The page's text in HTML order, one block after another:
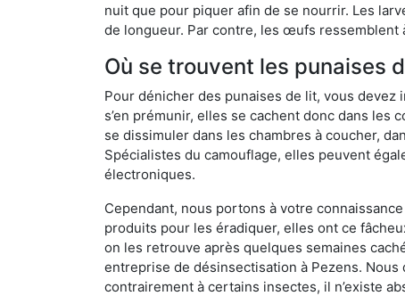
nuit que pour piquer afin de se nourrir. Les
de longueur. Par contre, les œufs ressemblent
Où se trouvent les punaises
Pour dénicher des punaises de lit, vous devez
s’en prémunir, elles se cachent donc dans
se dissimuler dans les chambres à coucher,
Spécialistes du camouflage, elles peuvent
électroniques.
Cependant, nous portons à votre
produits pour les éradiquer, elles ont ce
on les retrouve après quelques semaines
entreprise de désinsectisation à Pezens.
contrairement à certains insectes, il n’existe